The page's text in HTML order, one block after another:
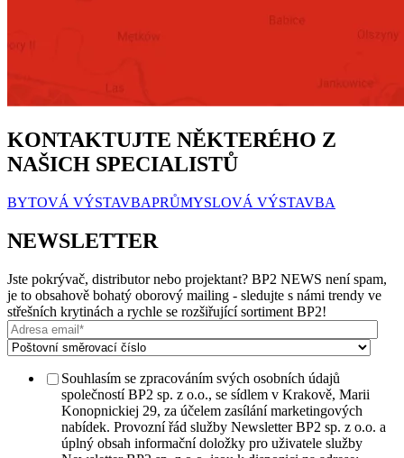
KONTAKTUJTE NĚKTERÉHO Z
NAŠICH SPECIALISTŮ
BYTOVÁ VÝSTAVBAPRŮMYSLOVÁ VÝSTAVBA
NEWSLETTER
Jste pokrývač, distributor nebo projektant? BP2 NEWS není spam,
je to obsahově bohatý oborový mailing - sledujte s námi trendy ve
střešních krytinách a rychle se rozšiřující sortiment BP2!
Souhlasím se zpracováním svých osobních údajů
společností BP2 sp. z o.o., se sídlem v Krakově, Marii
Konopnickiej 29, za účelem zasílání marketingových
nabídek. Provozní řád služby Newsletter BP2 sp. z o.o. a
úplný obsah informační doložky pro uživatele služby